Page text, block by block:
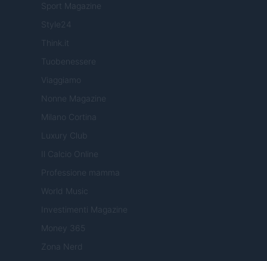
Sport Magazine
Style24
Think.it
Tuobenessere
Viaggiamo
Nonne Magazine
Milano Cortina
Luxury Club
Il Calcio Online
Professione mamma
World Music
Investimenti Magazine
Money 365
Zona Nerd